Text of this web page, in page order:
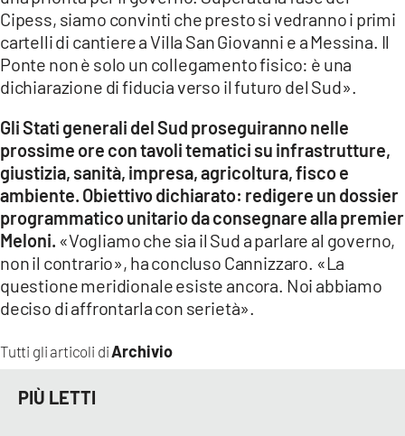
Tutti gli articoli diArchivio
Cipess, siamo convinti che presto si vedranno i primi
cartelli di cantiere a Villa San Giovanni e a Messina. Il
Ponte non è solo un collegamento fisico: è una
dichiarazione di fiducia verso il futuro del Sud».
Gli Stati generali del Sud proseguiranno nelle
prossime ore con tavoli tematici su infrastrutture,
giustizia, sanità, impresa, agricoltura, fisco e
ambiente. Obiettivo dichiarato: redigere un dossier
programmatico unitario da consegnare alla premier
Meloni. «Vogliamo che sia il Sud a parlare al governo,
non il contrario», ha concluso Cannizzaro. «La
questione meridionale esiste ancora. Noi abbiamo
deciso di affrontarla con serietà».
PIÙ LETTI